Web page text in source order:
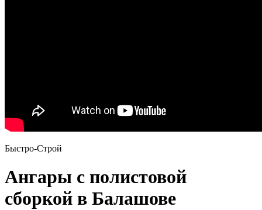
Быстро-Строй
Ангары с полистовой
сборкой в Балашове